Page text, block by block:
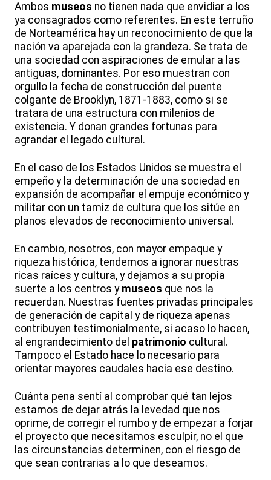
Ambos museos no tienen nada que envidiar a los
ya consagrados como referentes. En este terruño
de Norteamérica hay un reconocimiento de que la
nación va aparejada con la grandeza. Se trata de
una sociedad con aspiraciones de emular a las
antiguas, dominantes. Por eso muestran con
orgullo la fecha de construcción del puente
colgante de Brooklyn, 1871-1883, como si se
tratara de una estructura con milenios de
existencia. Y donan grandes fortunas para
agrandar el legado cultural.
En el caso de los Estados Unidos se muestra el
empeño y la determinación de una sociedad en
expansión de acompañar el empuje económico y
militar con un tamiz de cultura que los sitúe en
planos elevados de reconocimiento universal.
En cambio, nosotros, con mayor empaque y
riqueza histórica, tendemos a ignorar nuestras
ricas raíces y cultura, y dejamos a su propia
suerte a los centros y museos que nos la
recuerdan. Nuestras fuentes privadas principales
de generación de capital y de riqueza apenas
contribuyen testimonialmente, si acaso lo hacen,
al engrandecimiento del patrimonio cultural.
Tampoco el Estado hace lo necesario para
orientar mayores caudales hacia ese destino.
Cuánta pena sentí al comprobar qué tan lejos
estamos de dejar atrás la levedad que nos
oprime, de corregir el rumbo y de empezar a forjar
el proyecto que necesitamos esculpir, no el que
las circunstancias determinen, con el riesgo de
que sean contrarias a lo que deseamos.